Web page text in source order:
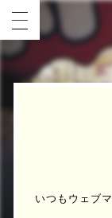
いつもウェブ